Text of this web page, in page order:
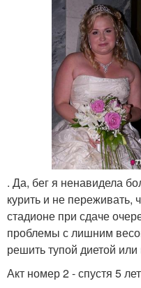
. Да, бег я ненавидела
курить и не переживать,
стадионе при сдаче
проблемы с лишним
решить тупой диетой
Акт номер 2 - спустя 5